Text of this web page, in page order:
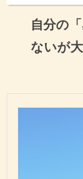
自分の
ないが